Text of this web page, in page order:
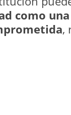
como
,